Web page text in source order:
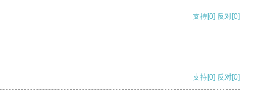
支持[0] 反对[0]
支持[0] 反对[0]